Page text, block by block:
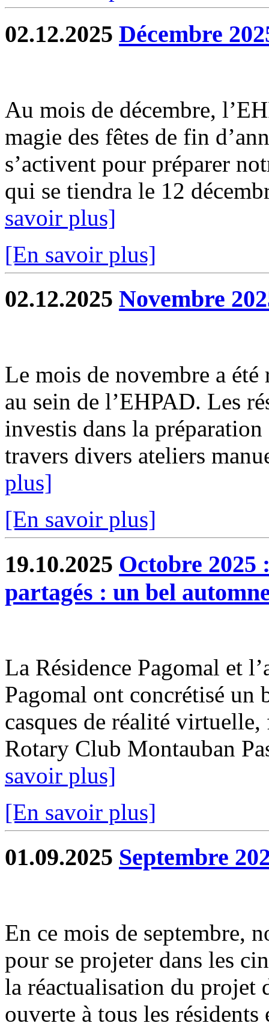
02.12.2025 Décembre
Au mois de décembre,
magie des fêtes de fin
s’activent pour préparer
qui se tiendra le 12
savoir plus]
[En savoir plus]
02.12.2025 Novembre
Le mois de novembre a
au sein de l’EHPAD. Les
investis dans la
travers divers ateliers
plus]
[En savoir plus]
19.10.2025 Octobre 2025
partagés : un bel
La Résidence Pagomal et
Pagomal ont concrétisé un
casques de réalité
Rotary Club Montauban
savoir plus]
[En savoir plus]
01.09.2025 Septembre
En ce mois de septembre,
pour se projeter dans les
la réactualisation du projet
ouverte à tous les résidents